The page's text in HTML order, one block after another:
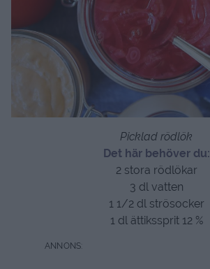
Picklad rödlök
Det här behöver du:
2 stora rödlökar
3 dl vatten
1 1/2 dl strösocker
1 dl ättikssprit 12 %